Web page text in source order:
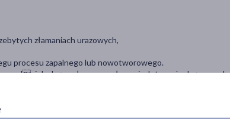
złamaniach urazowych,
procesu zapalnego lub nowotworowego.
odcinka kręgosłupa przy złamaniach trzonów kręgowych,